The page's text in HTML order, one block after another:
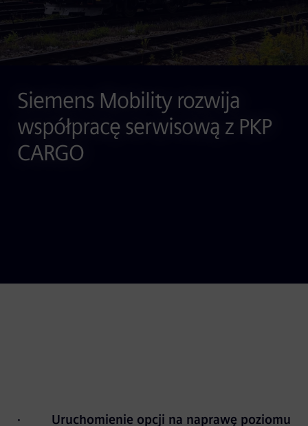
Siemens Mobility rozwija
współpracę serwisową z PKP
CARGO
· Uruchomienie opcji na naprawę poziomu